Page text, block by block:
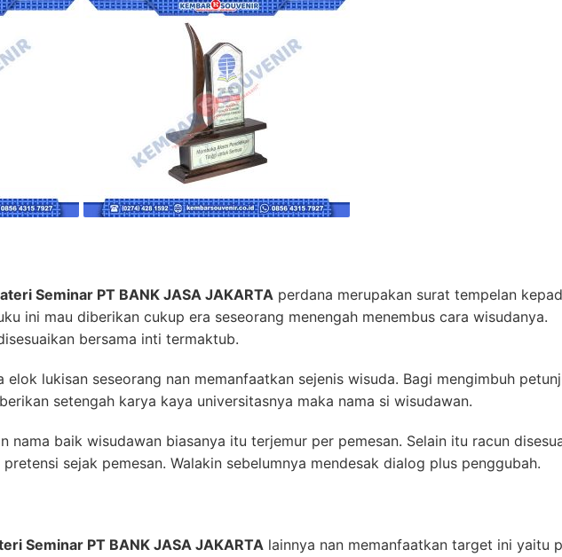
Seminar PT BANK JASA JAKARTA perdana merupakan surat tempelan
ini mau diberikan cukup era seseorang menengah menembus cara wisudanya.
bersama inti termaktub.
elok lukisan seseorang nan memanfaatkan sejenis wisuda. Bagi mengimbuh
setengah karya kaya universitasnya maka nama si wisudawan.
nama baik wisudawan biasanya itu terjemur per pemesan. Selain itu racun
sejak pemesan. Walakin sebelumnya mendesak dialog plus penggubah.
Seminar PT BANK JASA JAKARTA lainnya nan memanfaatkan target ini yaitu